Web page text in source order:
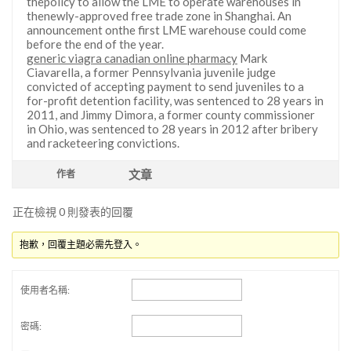
thenewly-approved free trade zone in Shanghai. An
announcement onthe first LME warehouse could come
before the end of the year.
generic viagra canadian online pharmacy Mark
Ciavarella, a former Pennsylvania juvenile judge
convicted of accepting payment to send juveniles to a
for-profit detention facility, was sentenced to 28 years in
2011, and Jimmy Dimora, a former county commissioner
in Ohio, was sentenced to 28 years in 2012 after bribery
and racketeering convictions.
作者 文章
正在檢視 0 則發表的回覆
抱歉，回覆主題必需先登入。
使用者名稱:
密碼: